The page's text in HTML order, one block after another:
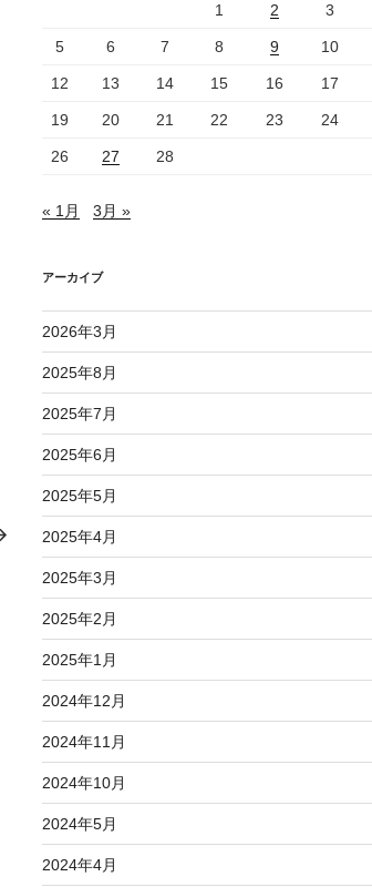
1 2 3
5 6 7 8 9 10
12 13 14 15 16 17
19 20 21 22 23 24
26 27 28
« 1月 3月 »
アーカイブ
2026年3月
2025年8月
2025年7月
2025年6月
2025年5月
2025年4月
2025年3月
2025年2月
2025年1月
2024年12月
2024年11月
2024年10月
2024年5月
2024年4月